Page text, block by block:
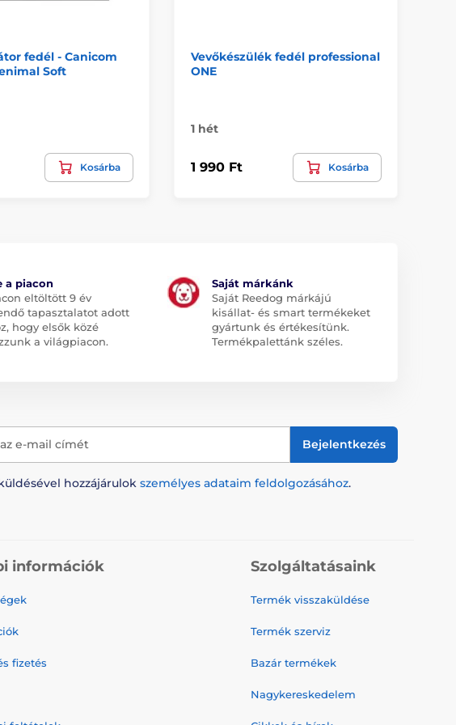
fedél - Canicom
Soft
Kosárba
Vevőkészülék fedél professional
ONE
1 hét
1 990 Ft Kosárba
a piacon
eltöltött 9 év
tapasztalatot adott
hogy elsők közé
a világpiacon.
Saját márkánk
Saját Reedog márkájú
kisállat- és smart termékeket
gyártunk és értékesítünk.
Termékpalettánk széles.
e-mail címét Bejelentkezés
hozzájárulok személyes adataim feldolgozásához.
információk
fizetés
Szolgáltatásaink
Termék visszaküldése
Termék szerviz
Bazár termékek
Nagykereskedelem